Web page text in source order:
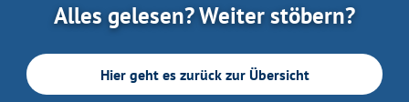
Alles gelesen? Weiter stöbern?
Hier geht es zurück zur Übersicht